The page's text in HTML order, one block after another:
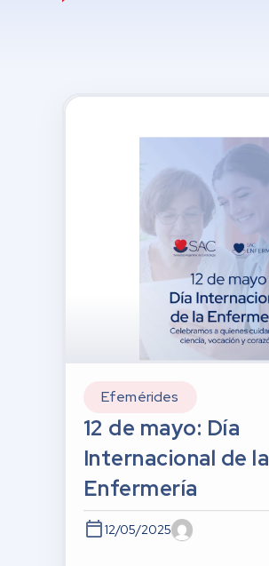
Efemérides
12 de mayo: Día
Internacional de la
Enfermería
12/05/2025